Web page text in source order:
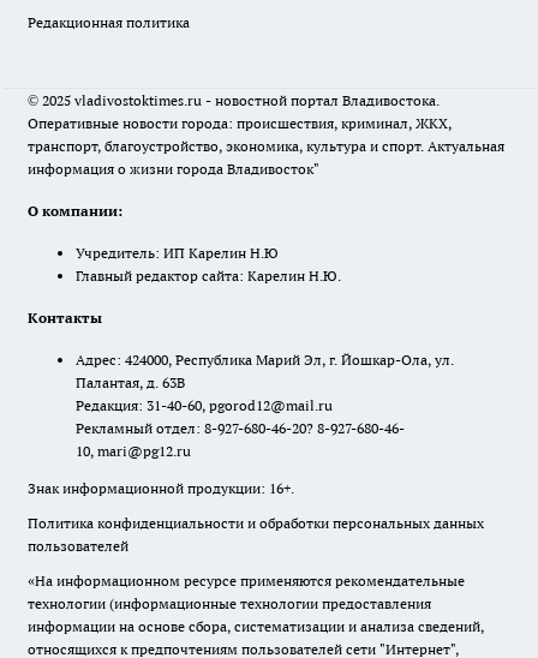
Редакционная политика
© 2025 vladivostoktimes.ru - новостной портал Владивостока.
Оперативные новости города: происшествия, криминал, ЖКХ,
транспорт, благоустройство, экономика, культура и спорт. Актуальная
информация о жизни города Владивосток"
О компании:
Учредитель: ИП Карелин Н.Ю
Главный редактор сайта: Карелин Н.Ю.
Контакты
Адрес: 424000, Республика Марий Эл, г. Йошкар-Ола, ул.
Палантая, д. 63В
Редакция: 31-40-60, pgorod12@mail.ru
Рекламный отдел: 8-927-680-46-20? 8-927-680-46-
10, mari@pg12.ru
Знак информационной продукции: 16+.
Политика конфиденциальности и обработки персональных данных
пользователей
«На информационном ресурсе применяются рекомендательные
технологии (информационные технологии предоставления
информации на основе сбора, систематизации и анализа сведений,
относящихся к предпочтениям пользователей сети "Интернет",